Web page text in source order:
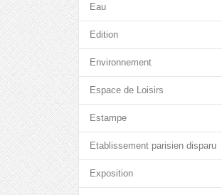
Eau
Edition
Environnement
Espace de Loisirs
Estampe
Etablissement parisien disparu
Exposition